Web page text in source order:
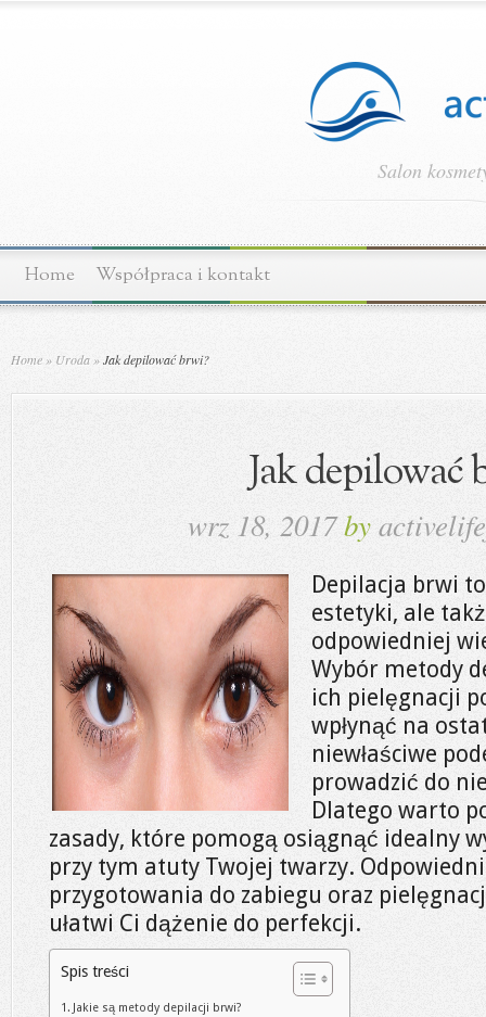
Salon
Home Współpraca i kontakt
Home » Uroda »Jak depilować brwi?
Jak depilować
wrz 18, 2017by
Depilacja brwi
estetyki, ale
odpowiedniej
Wybór metody
ich pielęgnacji
wpłynąć na
niewłaściwe
prowadzić do
Dlatego warto
zasady, które pomogą osiągnąć idealny
przy tym atuty Twojej twarzy.
przygotowania do zabiegu oraz
ułatwi Ci dążenie do perfekcji.
Spis treści
Jakie są metody depilacji brwi?